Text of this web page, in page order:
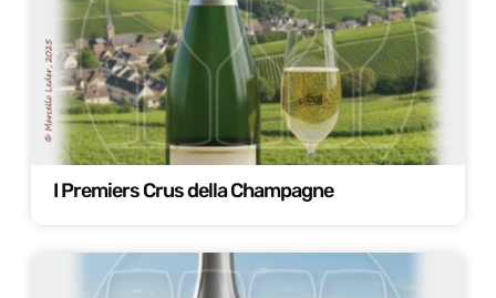
I Premiers Crus della Champagne